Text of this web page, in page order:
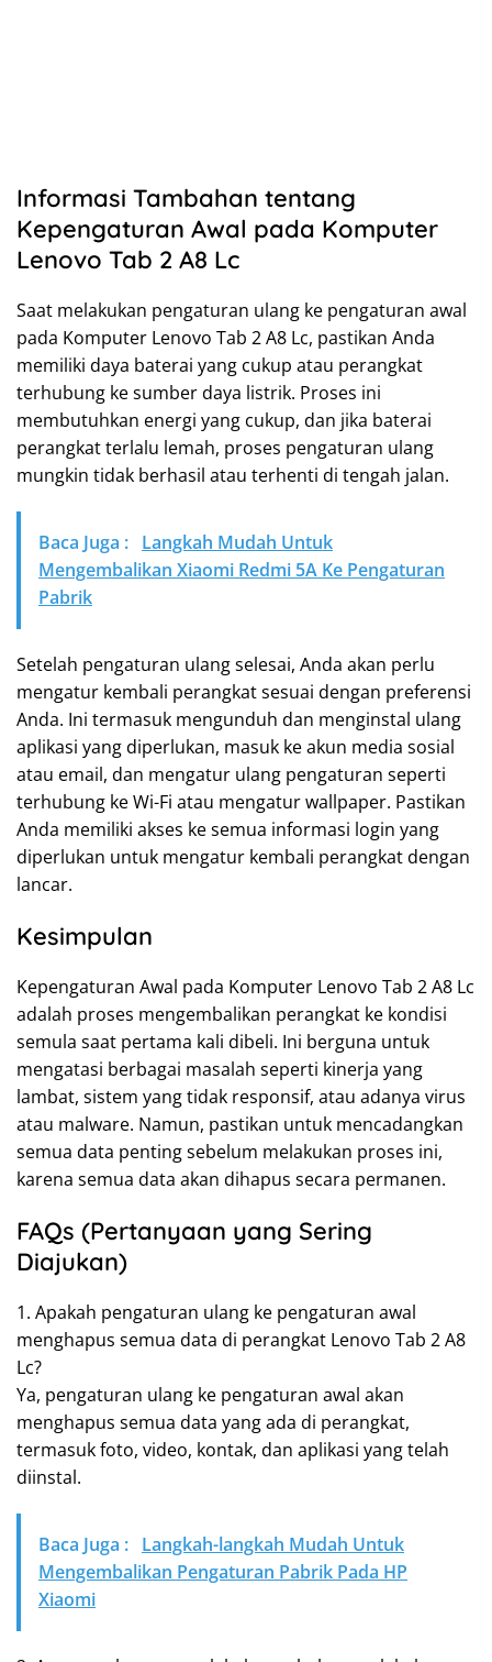
Informasi Tambahan tentang
Kepengaturan Awal pada Komputer
Lenovo Tab 2 A8 Lc
Saat melakukan pengaturan ulang ke pengaturan awal
pada Komputer Lenovo Tab 2 A8 Lc, pastikan Anda
memiliki daya baterai yang cukup atau perangkat
terhubung ke sumber daya listrik. Proses ini
membutuhkan energi yang cukup, dan jika baterai
perangkat terlalu lemah, proses pengaturan ulang
mungkin tidak berhasil atau terhenti di tengah jalan.
Baca Juga : Langkah Mudah Untuk
Mengembalikan Xiaomi Redmi 5A Ke Pengaturan
Pabrik
Setelah pengaturan ulang selesai, Anda akan perlu
mengatur kembali perangkat sesuai dengan preferensi
Anda. Ini termasuk mengunduh dan menginstal ulang
aplikasi yang diperlukan, masuk ke akun media sosial
atau email, dan mengatur ulang pengaturan seperti
terhubung ke Wi-Fi atau mengatur wallpaper. Pastikan
Anda memiliki akses ke semua informasi login yang
diperlukan untuk mengatur kembali perangkat dengan
lancar.
Kesimpulan
Kepengaturan Awal pada Komputer Lenovo Tab 2 A8 Lc
adalah proses mengembalikan perangkat ke kondisi
semula saat pertama kali dibeli. Ini berguna untuk
mengatasi berbagai masalah seperti kinerja yang
lambat, sistem yang tidak responsif, atau adanya virus
atau malware. Namun, pastikan untuk mencadangkan
semua data penting sebelum melakukan proses ini,
karena semua data akan dihapus secara permanen.
FAQs (Pertanyaan yang Sering
Diajukan)
1. Apakah pengaturan ulang ke pengaturan awal
menghapus semua data di perangkat Lenovo Tab 2 A8
Lc?
Ya, pengaturan ulang ke pengaturan awal akan
menghapus semua data yang ada di perangkat,
termasuk foto, video, kontak, dan aplikasi yang telah
diinstal.
Baca Juga : Langkah-langkah Mudah Untuk
Mengembalikan Pengaturan Pabrik Pada HP
Xiaomi